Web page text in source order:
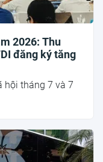
2026: Thu
đăng ký tăng
hội tháng 7 và 7